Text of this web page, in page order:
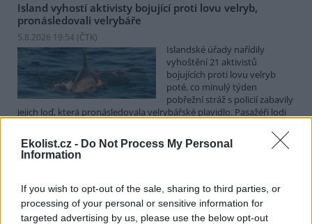
Ekolist.cz - Do Not Process My Personal
Information
If you wish to opt-out of the sale, sharing to third parties, or
processing of your personal or sensitive information for
targeted advertising by us, please use the below opt-out
Island vyhostí aktivisty bojující proti lovu velryb,
pronásledovali velrybáře
5.8.2026 19:54 (ČTK)
Islandské úřady nařídily
vyhoštění 21 aktivistů
bojujících proti lovu velryb
poté, co minulý týden
pobřežní stráž s policií zabavily
jejich loď, která pronásledovala velrybářské plavidlo. Pasažéři lodi
Watsona jsou od té doby zadržováni v Reykjavíku. Sám Watson na
palubě nebyl. Píše o tom agentura AFP s odvoláním na islandskou
policii.
Záchranná stanice v Praze přijímá kvůli vedrům více
volně žijících zvířat